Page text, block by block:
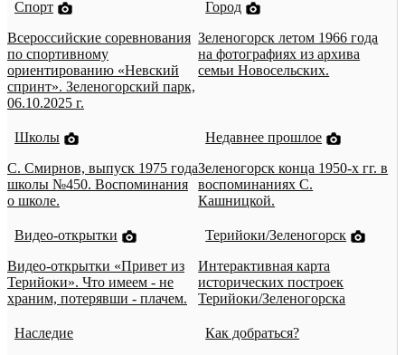
Спорт
Всероссийские соревнования
по спортивному
ориентированию «Невский
спринт». Зеленогорский парк,
06.10.2025 г.
Город
Зеленогорск летом 1966 года
на фотографиях из архива
семьи Новосельских.
Школы
С. Смирнов, выпуск 1975 года
школы №450. Воспоминания
о школе.
Недавнее прошлое
Зеленогорск конца 1950-х гг. в
воспоминаниях С.
Кашницкой.
Видео-открытки
Видео-открытки «Привет из
Терийоки». Что имеем - не
храним, потерявши - плачем.
Терийоки/Зеленогорск
Интерактивная карта
исторических построек
Терийоки/Зеленогорска
Наследие
Как добраться?